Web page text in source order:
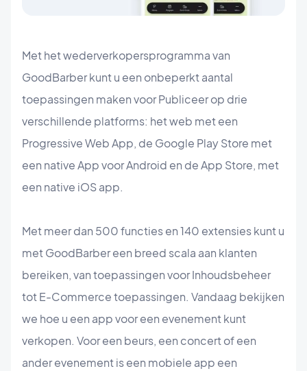
Met het wederverkopersprogramma van
GoodBarber kunt u een onbeperkt aantal
toepassingen maken voor Publiceer op drie
verschillende platforms: het web met een
Progressive Web App, de Google Play Store met
een native App voor Android en de App Store, met
een native iOS app.
Met meer dan 500 functies en 140 extensies kunt u
met GoodBarber een breed scala aan klanten
bereiken, van toepassingen voor Inhoudsbeheer
tot E-Commerce toepassingen. Vandaag bekijken
we hoe u een app voor een evenement kunt
verkopen. Voor een beurs, een concert of een
ander evenement is een mobiele app een